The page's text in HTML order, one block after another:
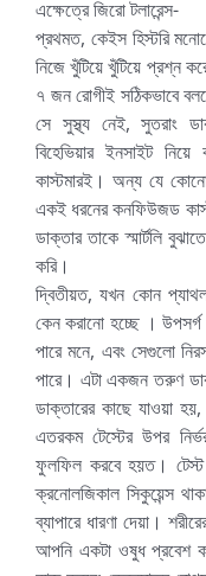
এক্ষেত্রে জিরো টলারেন্স-
প্রথমত, কেইস হিস্টরি
নিজে খুঁটিয়ে খুঁটিয়ে প্রশ্ন
৭ জন রোগীই সঠিকভাবে
সে সুস্থ্য নেই, সুতরাং
বিহেভিয়ার ইনসাইট
কাস্টমারই। অন্য যে
একই ধরনের কনফিউজড
ডাক্তার তাকে স্মার্টলি
করি।
দ্বিতীয়ত, যখন কোন
কেন করানো হচ্ছে ।
পারে মনে, এবং সেগুলো
পারে। এটা একজন তরুণ
ডাক্তারের কাছে যাওয়া
এতরকম টেস্টের উপর
ফুলফিল করবে হয়ত। টেস্ট
ক্রনোলজিকাল সিকুয়েন্স
ব্যাপারে ধারণা দেয়া।
আপনি একটা ওষুধ প্রবেশ